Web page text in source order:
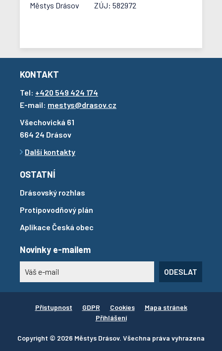
Městys Drásov ZÚJ: 582972
KONTAKT
Tel: +420 549 424 174
E-mail: mestys@drasov.cz
Všechovická 61
664 24 Drásov
Další kontakty
OSTATNÍ
Drásovský rozhlas
Protipovodňový plán
Aplikace Česká obec
Novinky e-mailem
ODESLAT
Copyright © 2026 Městys Drásov. Všechna práva vyhrazena
Přístupnost GDPR Cookies
Mapa stránek
Přihlášení